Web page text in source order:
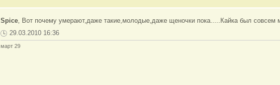
Spice, Вот почему умерают,даже такие,молодые,даже щеночки пока.....Кайка был
29.03.2010 16:36
март 29